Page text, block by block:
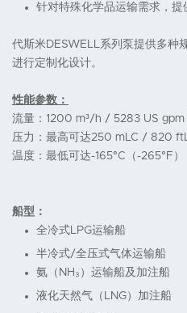
针对特殊化学品运输需求，
代斯米DESWELL系列泵提供多种
进行定制化设计。
性能参数：
流量：1200 m³/h / 5283 US gpm
压力：最高可达250 mLC / 820
温度：最低可达-165°C（-265°F）
船型：
全冷式LPG运输船
半冷式/全压式气体运输船
氨（NH₃）运输船及加注船
液化天然气（LNG）加注船